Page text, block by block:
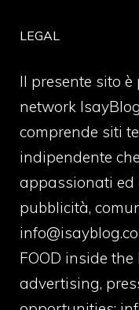
LEGAL
Il presente sito è
network
comprende siti
indipendente
appassionati ed
pubblicità,
FOOD inside
advertising,